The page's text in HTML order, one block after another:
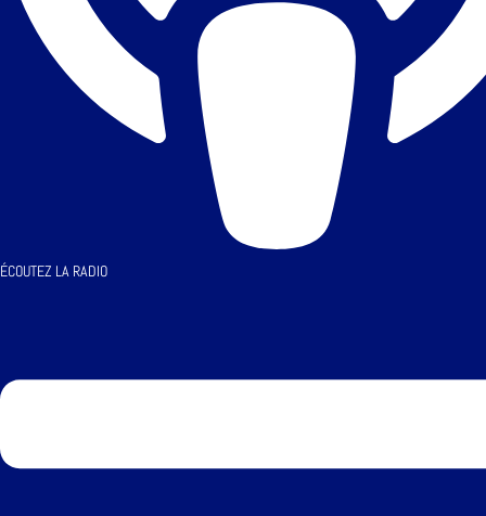
ÉCOUTEZ LA RADIO